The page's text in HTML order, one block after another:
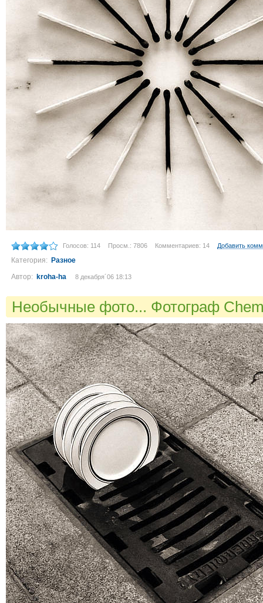
Голосов: 114 Просм.: 7806 Комментариев: 14 Добавить
Категория: Разное
Автор: kroha-ha 8 декабря´06 18:13
Необычные фото... Фотограф